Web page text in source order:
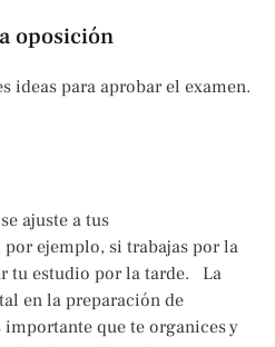
oposición
ideas para aprobar el examen.
ajuste a tus
ejemplo, si trabajas por la
tu estudio por la tarde. La
en la preparación de
que te organices y